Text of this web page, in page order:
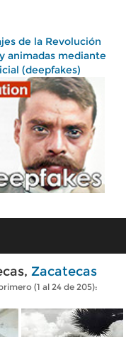
de la Revolución
animadas mediante
(deepfakes)
Zacatecas
(1 al 24 de 205):